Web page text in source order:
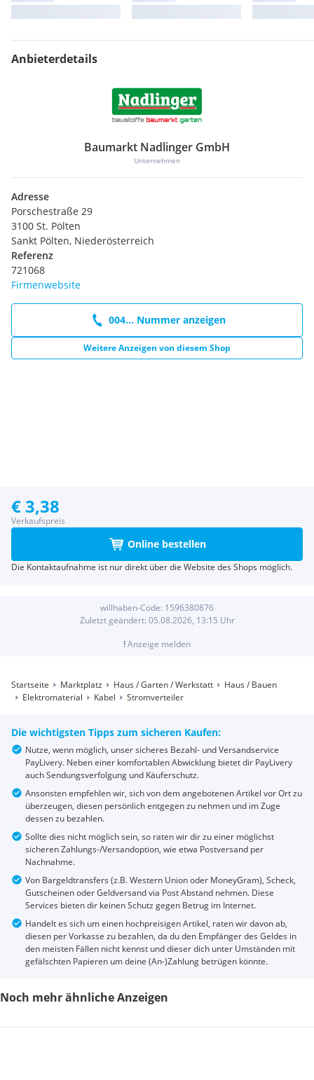
Anbieterdetails
Baumarkt Nadlinger GmbH
Unternehmen
Adresse
Porschestraße 29
3100 St. Pölten
Sankt Pölten, Niederösterreich
Referenz
721068
Firmenwebsite
004... Nummer anzeigen
Weitere Anzeigen von diesem Shop
€ 3,38
Verkaufspreis
Online bestellen
Die Kontaktaufnahme ist nur direkt über die Website des Shops möglich.
willhaben-Code: 1596380876
Zuletzt geändert: 05.08.2026, 13:15 Uhr
!Anzeige melden
Startseite Marktplatz Haus / Garten / Werkstatt
Haus / Bauen
Elektromaterial
Kabel Stromverteiler
Die wichtigsten Tipps zum sicheren Kaufen:
Nutze, wenn möglich, unser sicheres Bezahl- und Versandservice
PayLivery. Neben einer komfortablen Abwicklung bietet dir PayLivery
auch Sendungsverfolgung und Käuferschutz.
Ansonsten empfehlen wir, sich von dem angebotenen Artikel vor Ort zu
überzeugen, diesen persönlich entgegen zu nehmen und im Zuge
dessen zu bezahlen.
Sollte dies nicht möglich sein, so raten wir dir zu einer möglichst
sicheren Zahlungs-/Versandoption, wie etwa Postversand per
Nachnahme.
Von Bargeldtransfers (z.B. Western Union oder MoneyGram), Scheck,
Gutscheinen oder Geldversand via Post Abstand nehmen. Diese
Services bieten dir keinen Schutz gegen Betrug im Internet.
Handelt es sich um einen hochpreisigen Artikel, raten wir davon ab,
diesen per Vorkasse zu bezahlen, da du den Empfänger des Geldes in
den meisten Fällen nicht kennst und dieser dich unter Umständen mit
gefälschten Papieren um deine (An-)Zahlung betrügen könnte.
Noch mehr ähnliche Anzeigen